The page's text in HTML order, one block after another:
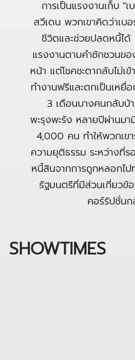
การเป็นแรงงานเก็บ "
สวีเดน พวกเขาคิดว่าเบอ
ชีวิตและช่วยปลดหนี้ไ
แรงงานตามคำชักชวนขอ
หน้า แต่โชคชะตากลับไม่เ
ทำงานฟรีและตกเป็นเหยื่
3 เดือนบางคนกลับบ้
พะรุงพะรัง หลายปีผ่านมา
4,000 คน ทำให้พวกเข
ความยุติธรรม ระหว่างที่
หนี้สินจากการถูกหลอกไ
รัฐมนตรีที่มีส่วนเกี่ยวข้
คอร์รัปชั่น
SHOWTIMES